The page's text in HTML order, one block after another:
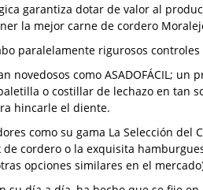
garantiza dotar de valor al
la mejor carne de cordero
paralelamente rigurosos
novedosos como ASADOFÁCIL; un
o costillar de lechazo en tan
hincarle el diente.
como su gama La Selección del
cordero o la exquisita
opciones similares en el